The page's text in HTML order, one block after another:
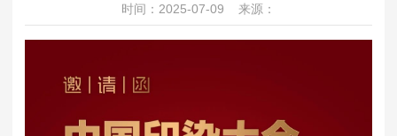
时间：2025-07-09 来源：